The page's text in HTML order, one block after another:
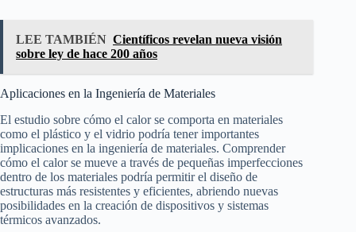
LEE TAMBIÉN Científicos revelan nueva visión
sobre ley de hace 200 años
Aplicaciones en la Ingeniería de Materiales
El estudio sobre cómo el calor se comporta en materiales
como el plástico y el vidrio podría tener importantes
implicaciones en la ingeniería de materiales. Comprender
cómo el calor se mueve a través de pequeñas imperfecciones
dentro de los materiales podría permitir el diseño de
estructuras más resistentes y eficientes, abriendo nuevas
posibilidades en la creación de dispositivos y sistemas
térmicos avanzados.